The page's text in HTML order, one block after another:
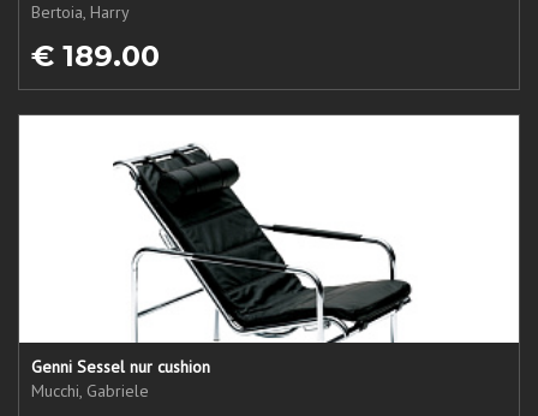
Bertoia, Harry
€ 189.00
Genni Sessel nur cushion
Mucchi, Gabriele